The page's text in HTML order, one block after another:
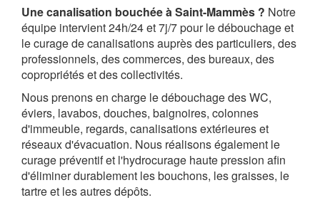
Une canalisation bouchée à Saint-Mammès ? Notre
équipe intervient 24h/24 et 7j/7 pour le débouchage et
le curage de canalisations auprès des particuliers, des
professionnels, des commerces, des bureaux, des
copropriétés et des collectivités.
Nous prenons en charge le débouchage des WC,
éviers, lavabos, douches, baignoires, colonnes
d'immeuble, regards, canalisations extérieures et
réseaux d'évacuation. Nous réalisons également le
curage préventif et l'hydrocurage haute pression afin
d'éliminer durablement les bouchons, les graisses, le
tartre et les autres dépôts.